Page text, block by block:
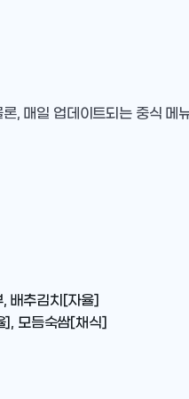
, 매일 업데이트되는 중식 메
배추김치[자율]
], 모듬숙쌈[채식]